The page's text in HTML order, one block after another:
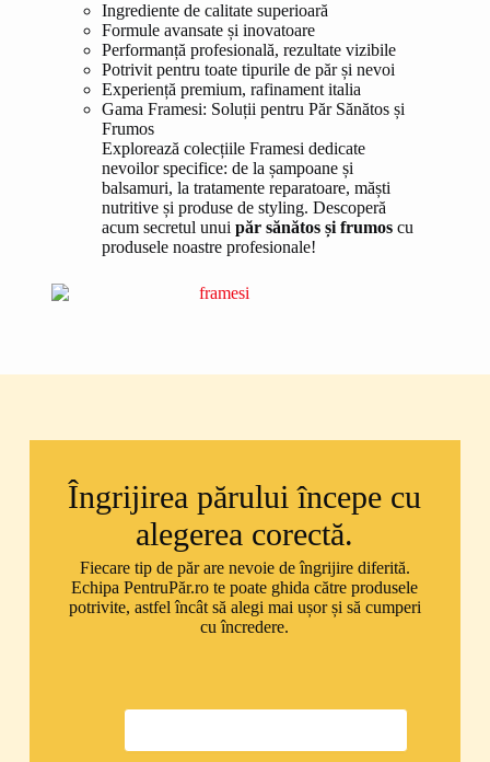
Ingrediente de calitate superioară
Formule avansate și inovatoare
Performanță profesională, rezultate vizibile
Potrivit pentru toate tipurile de păr și nevoi
Experiență premium, rafinament italia
Gama Framesi: Soluții pentru Păr Sănătos și
Frumos
Explorează colecțiile Framesi dedicate
nevoilor specifice: de la șampoane și
balsamuri, la tratamente reparatoare, măști
nutritive și produse de styling. Descoperă
acum secretul unuipăr sănătos și frumos cu
produsele noastre profesionale!
Îngrijirea părului începe cu
alegerea corectă.
Fiecare tip de păr are nevoie de îngrijire diferită.
Echipa PentruPăr.ro te poate ghida către produsele
potrivite, astfel încât să alegi mai ușor și să cumperi
cu încredere.